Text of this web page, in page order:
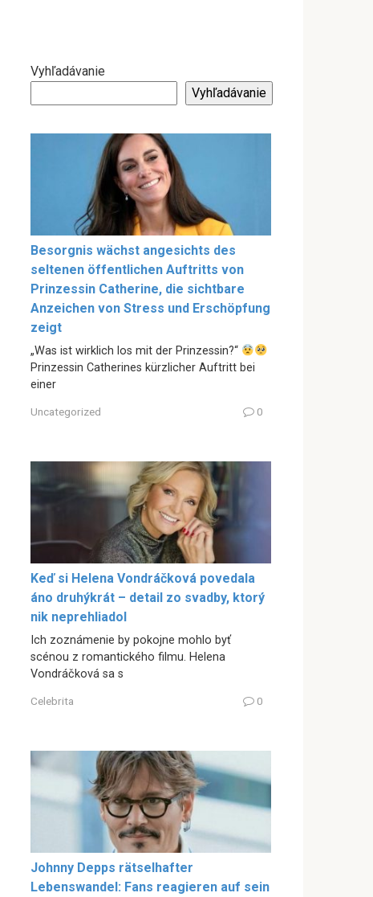
Vyhľadávanie
Vyhľadávanie
Besorgnis wächst angesichts des
seltenen öffentlichen Auftritts von
Prinzessin Catherine, die sichtbare
Anzeichen von Stress und Erschöpfung
zeigt
„Was ist wirklich los mit der Prinzessin?“
Prinzessin Catherines kürzlicher Auftritt bei
einer
Uncategorized 0
Keď si Helena Vondráčková povedala
áno druhýkrát – detail zo svadby, ktorý
nik neprehliadol
Ich zoznámenie by pokojne mohlo byť
scénou z romantického filmu. Helena
Vondráčková sa s
Celebrita 0
Johnny Depps rätselhafter
Lebenswandel: Fans reagieren auf sein